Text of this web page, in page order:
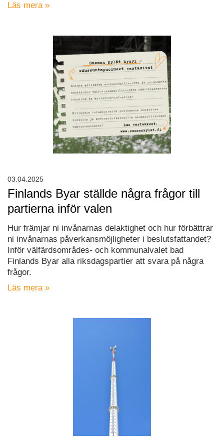
Läs mera »
Finlands Byar ställde några frågor till
partierna inför valen
Hur främjar ni invånarnas delaktighet och hur förbättrar
ni invånarnas påverkansmöjligheter i beslutsfattandet?
Inför välfärdsområdes- och kommunalvalet bad
Finlands Byar alla riksdagspartier att svara på några
frågor.
Läs mera »
03.04.2025